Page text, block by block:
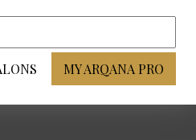
MY ARQANA PRO